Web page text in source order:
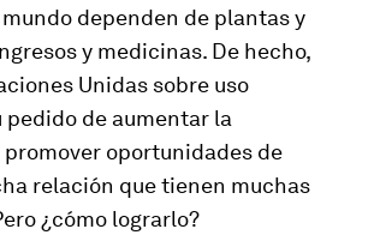
dependen de plantas y
y medicinas. De hecho,
Unidas sobre uso
pedido de aumentar la
oportunidades de
relación que tienen muchas
¿cómo lograrlo?